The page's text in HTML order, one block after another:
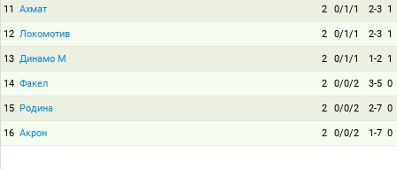
11 Ахмат 2 0/1/1 2-3 1
12 Локомотив 2 0/1/1 2-3 1
13 Динамо М 2 0/1/1 1-2 1
14 Факел 2 0/0/2 3-5 0
15 Родина 2 0/0/2 2-7 0
16 Акрон 2 0/0/2 1-7 0